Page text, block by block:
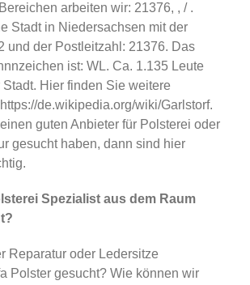
arbeiten wir: 21376, , / .
Stadt in Niedersachsen mit der
und der Postleitzahl: 21376. Das
ist: WL. Ca. 1.135 Leute
Stadt. Hier finden Sie weitere
de.wikipedia.org/wiki/Garlstorf.
guten Anbieter für Polsterei oder
gesucht haben, dann sind hier
Spezialist aus dem Raum
Reparatur oder Ledersitze
Polster gesucht? Wie können wir